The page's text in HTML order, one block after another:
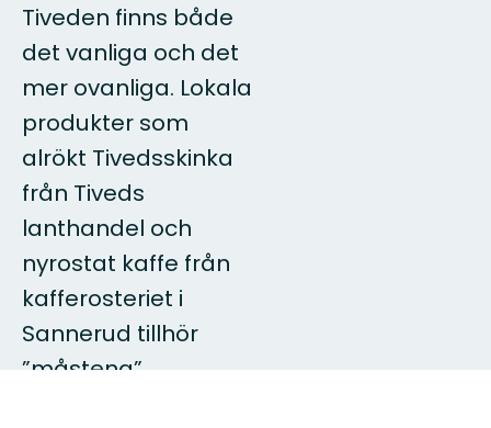
Tiveden finns både
det vanliga och det
mer ovanliga. Lokala
produkter som
alrökt Tivedsskinka
från Tiveds
lanthandel och
nyrostat kaffe från
kafferosteriet i
Sannerud tillhör
”måstena”.